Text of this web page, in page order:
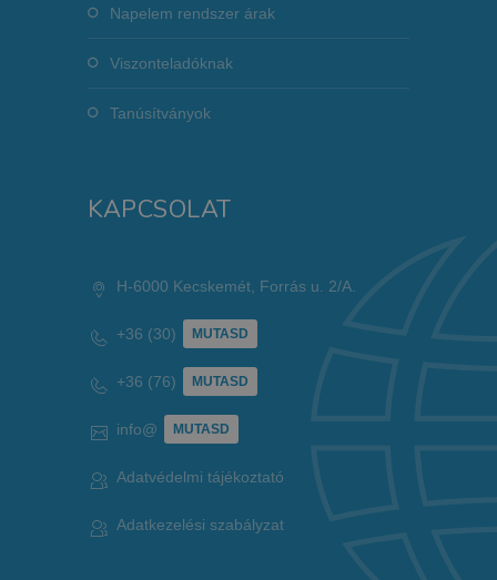
Napelem rendszer árak
Viszonteladóknak
Tanúsítványok
KAPCSOLAT
H-6000 Kecskemét, Forrás u. 2/A.
+36 (30) MUTASD
+36 (76) MUTASD
info@ MUTASD
Adatvédelmi tájékoztató
Adatkezelési szabályzat